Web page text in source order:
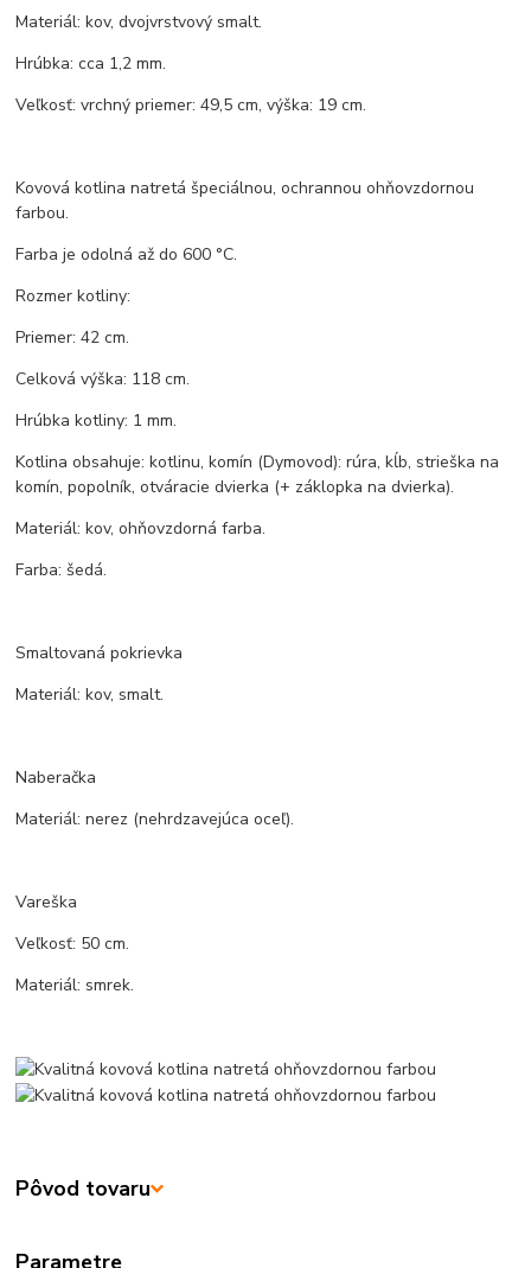
Materiál: kov, dvojvrstvový smalt.
Hrúbka: cca 1,2 mm.
Veľkosť: vrchný priemer: 49,5 cm, výška: 19 cm.
Kovová kotlina natretá špeciálnou, ochrannou ohňovzdornou
farbou.
Farba je odolná až do 600 °C.
Rozmer kotliny:
Priemer: 42 cm.
Celková výška: 118 cm.
Hrúbka kotliny: 1 mm.
Kotlina obsahuje: kotlinu, komín (Dymovod): rúra, kĺb, strieška na
komín, popolník, otváracie dvierka (+ záklopka na dvierka).
Materiál: kov, ohňovzdorná farba.
Farba: šedá.
Smaltovaná pokrievka
Materiál: kov, smalt.
Naberačka
Materiál: nerez (nehrdzavejúca oceľ).
Vareška
Veľkosť: 50 cm.
Materiál: smrek.
Pôvod tovaru